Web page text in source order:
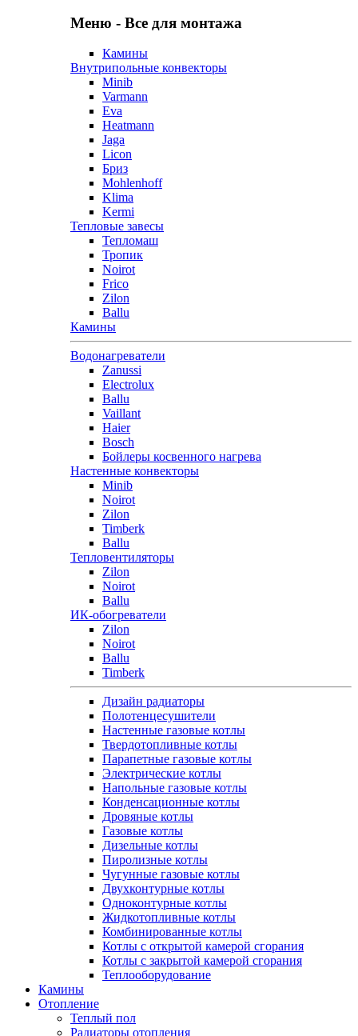
Меню - Все для монтажа
Камины
Внутрипольные конвекторы
Minib
Varmann
Eva
Heatmann
Jaga
Licon
Бриз
Mohlenhoff
Klima
Kermi
Тепловые завесы
Тепломаш
Тропик
Noirot
Frico
Zilon
Ballu
Камины
Водонагреватели
Zanussi
Electrolux
Ballu
Vaillant
Haier
Bosch
Бойлеры косвенного нагрева
Настенные конвекторы
Minib
Noirot
Zilon
Timberk
Ballu
Тепловентиляторы
Zilon
Noirot
Ballu
ИК-обогреватели
Zilon
Noirot
Ballu
Timberk
Дизайн радиаторы
Полотенцесушители
Настенные газовые котлы
Твердотопливные котлы
Парапетные газовые котлы
Электрические котлы
Напольные газовые котлы
Конденсационные котлы
Дровяные котлы
Газовые котлы
Дизельные котлы
Пиролизные котлы
Чугунные газовые котлы
Двухконтурные котлы
Одноконтурные котлы
Жидкотопливные котлы
Комбинированные котлы
Котлы с открытой камерой сгорания
Котлы с закрытой камерой сгорания
Теплооборудование
Камины
Отопление
Теплый пол
Радиаторы отопления